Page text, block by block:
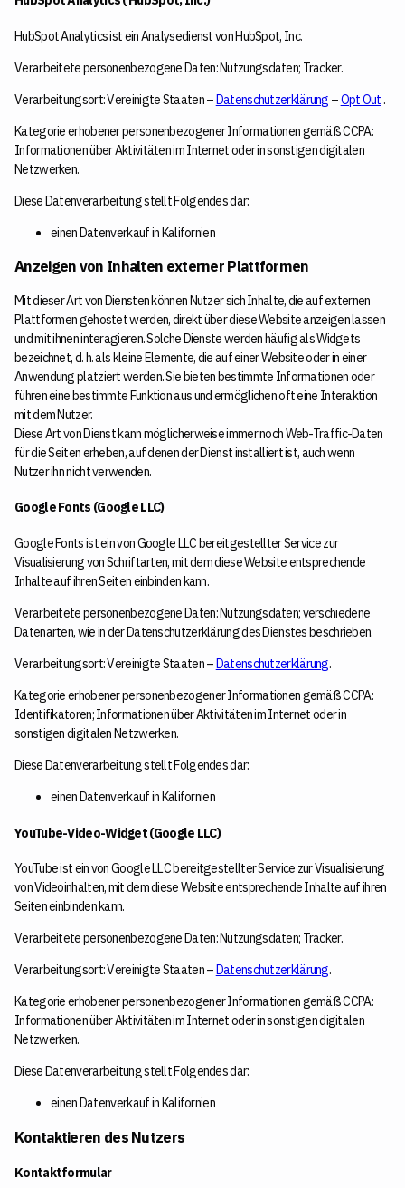
HubSpot Analytics ist ein Analysedienst von HubSpot, Inc.
Verarbeitete personenbezogene Daten: Nutzungsdaten; Tracker.
Verarbeitungsort: Vereinigte Staaten –Datenschutzerklärung –Opt Out.
Kategorie erhobener personenbezogener Informationen gemäß CCPA:
Informationen über Aktivitäten im Internet oder in sonstigen digitalen
Netzwerken.
Diese Datenverarbeitung stellt Folgendes dar:
einen Datenverkauf in Kalifornien
Anzeigen von Inhalten externer Plattformen
Mit dieser Art von Diensten können Nutzer sich Inhalte, die auf externen
Plattformen gehostet werden, direkt über diese Website anzeigen lassen
und mit ihnen interagieren. Solche Dienste werden häufig als Widgets
bezeichnet, d. h. als kleine Elemente, die auf einer Website oder in einer
Anwendung platziert werden. Sie bieten bestimmte Informationen oder
führen eine bestimmte Funktion aus und ermöglichen oft eine Interaktion
mit dem Nutzer.
Diese Art von Dienst kann möglicherweise immer noch Web-Traffic-Daten
für die Seiten erheben, auf denen der Dienst installiert ist, auch wenn
Nutzer ihn nicht verwenden.
Google Fonts (Google LLC)
Google Fonts ist ein von Google LLC bereitgestellter Service zur
Visualisierung von Schriftarten, mit dem diese Website entsprechende
Inhalte auf ihren Seiten einbinden kann.
Verarbeitete personenbezogene Daten: Nutzungsdaten; verschiedene
Datenarten, wie in der Datenschutzerklärung des Dienstes beschrieben.
Verarbeitungsort: Vereinigte Staaten –Datenschutzerklärung.
Kategorie erhobener personenbezogener Informationen gemäß CCPA:
Identifikatoren; Informationen über Aktivitäten im Internet oder in
sonstigen digitalen Netzwerken.
Diese Datenverarbeitung stellt Folgendes dar:
einen Datenverkauf in Kalifornien
YouTube-Video-Widget (Google LLC)
YouTube ist ein von Google LLC bereitgestellter Service zur Visualisierung
von Videoinhalten, mit dem diese Website entsprechende Inhalte auf ihren
Seiten einbinden kann.
Verarbeitete personenbezogene Daten: Nutzungsdaten; Tracker.
Verarbeitungsort: Vereinigte Staaten –Datenschutzerklärung.
Kategorie erhobener personenbezogener Informationen gemäß CCPA:
Informationen über Aktivitäten im Internet oder in sonstigen digitalen
Netzwerken.
Diese Datenverarbeitung stellt Folgendes dar:
einen Datenverkauf in Kalifornien
Kontaktieren des Nutzers
Kontaktformular